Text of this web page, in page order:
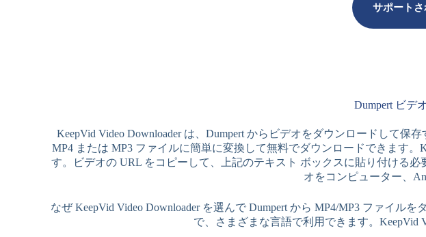
サポート
Dumpert ビデ
KeepVid Video Downloader は、Dumpert からビデオをダウンロードして保
MP4 または MP3 ファイルに簡単に変換して無料でダウンロードできます
す。ビデオの URL をコピーして、上記のテキスト ボックスに貼り付ける
オをコンピューター、
なぜ KeepVid Video Downloader を選んで Dumpert から MP4/MP3 ファイル
で、さまざまな言語で利用できます。KeepVid